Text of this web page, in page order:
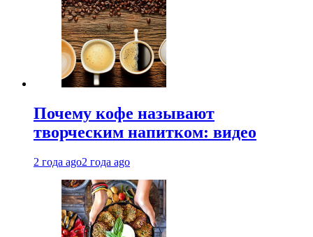
Почему кофе называют
творческим напитком: видео
2 года ago2 года ago